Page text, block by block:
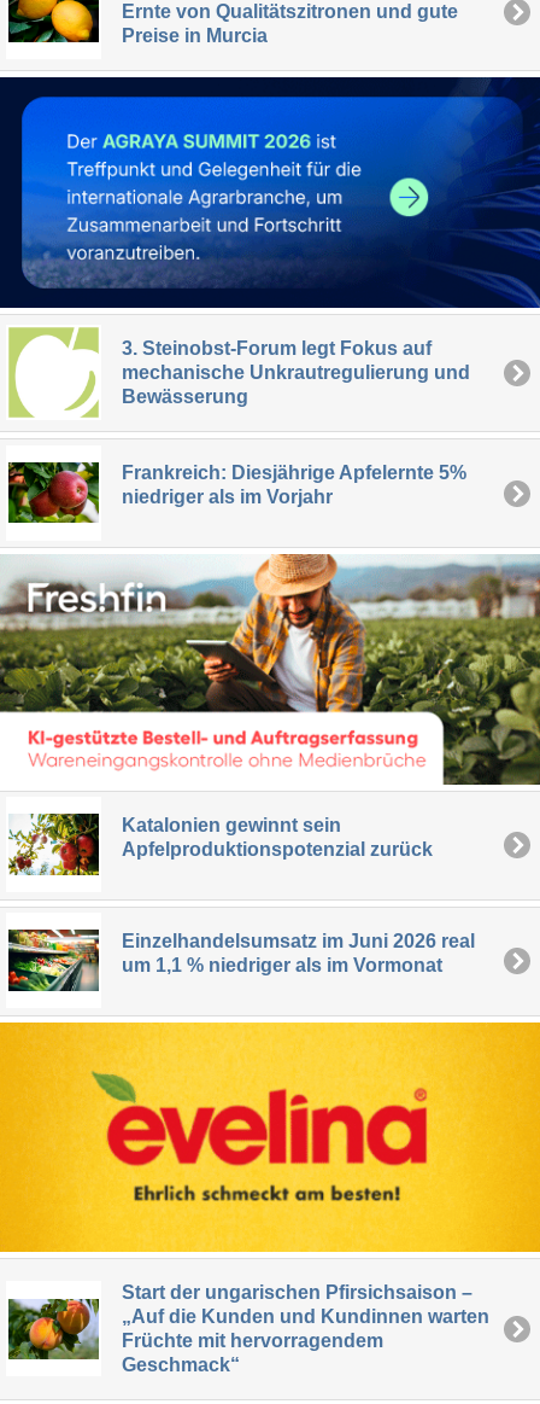
Ernte von Qualitätszitronen und gute
Preise in Murcia
3. Steinobst-Forum legt Fokus auf
mechanische Unkrautregulierung und
Bewässerung
Frankreich: Diesjährige Apfelernte 5%
niedriger als im Vorjahr
Katalonien gewinnt sein
Apfelproduktionspotenzial zurück
Einzelhandelsumsatz im Juni 2026 real
um 1,1 % niedriger als im Vormonat
Start der ungarischen Pfirsichsaison –
„Auf die Kunden und Kundinnen warten
Früchte mit hervorragendem
Geschmack“